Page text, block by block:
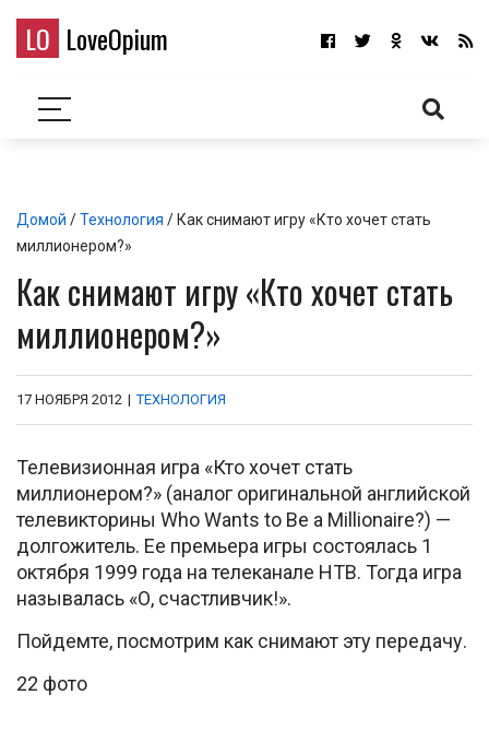
LO LoveOpium
Домой /Технология / Как снимают игру «Кто хочет стать
миллионером?»
Как снимают игру «Кто хочет стать
миллионером?»
17 НОЯБРЯ 2012 | ТЕХНОЛОГИЯ
Телевизионная игра «Кто хочет стать
миллионером?» (аналог оригинальной английской
телевикторины Who Wants to Be a Millionaire?) —
долгожитель. Ее премьера игры состоялась 1
октября 1999 года на телеканале НТВ. Тогда игра
называлась «О, счастливчик!».
Пойдемте, посмотрим как снимают эту передачу.
22 фото